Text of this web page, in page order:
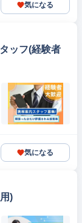
気になる
ッフ(経験者
気になる
)